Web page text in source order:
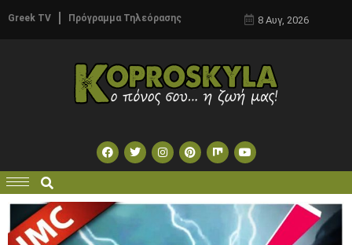
Greek TV Πρόγραμμα Τηλεόρασης 8 Αυγ, 2026